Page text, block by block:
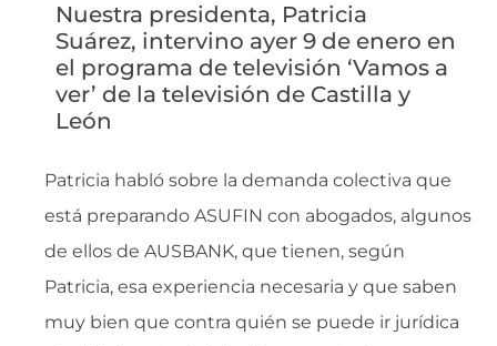
Nuestra presidenta, Patricia
Suárez, intervino ayer 9 de enero en
el programa de televisión ‘Vamos a
ver’ de la televisión de Castilla y
León
Patricia habló sobre la demanda colectiva que
está preparando ASUFIN con abogados, algunos
de ellos de AUSBANK, que tienen, según
Patricia, esa experiencia necesaria y que saben
muy bien que contra quién se puede ir jurídica